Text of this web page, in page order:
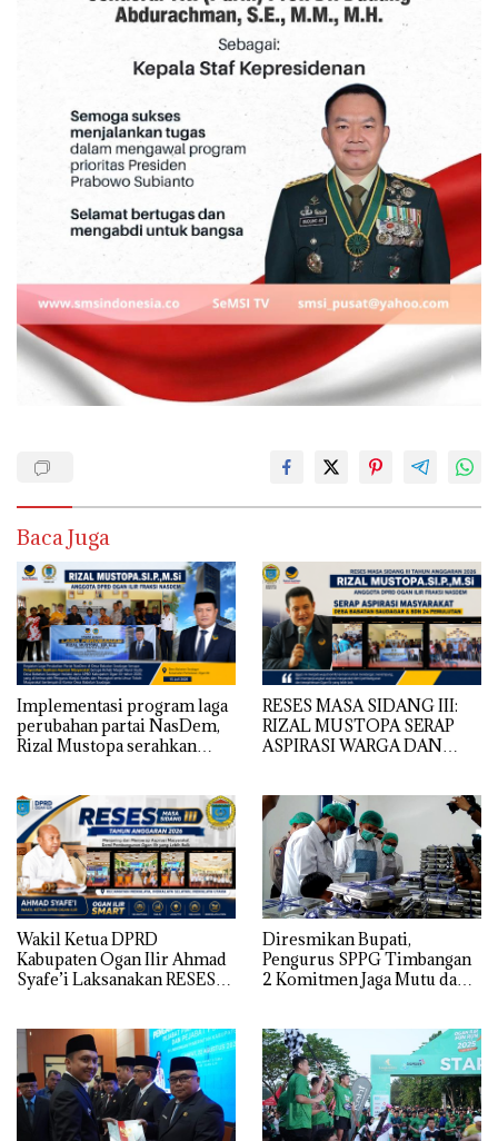
Baca Juga
Implementasi program laga
perubahan partai NasDem,
Rizal Mustopa serahkan
RESES MASA SIDANG III:
RIZAL MUSTOPA SERAP
ASPIRASI WARGA DAN
HUDA
Wakil Ketua DPRD
Kabupaten Ogan Ilir Ahmad
Syafe’i Laksanakan RESES
Langsung Aspirasi
Masyarakat
Diresmikan Bupati,
Pengurus SPPG Timbangan
2 Komitmen Jaga Mutu dan